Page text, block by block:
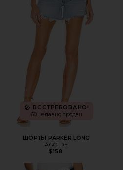
ВОСТРЕБОВАНО!
60 недавно продан
ШОРТЫ PARKER LONG
AGOLDE
$158